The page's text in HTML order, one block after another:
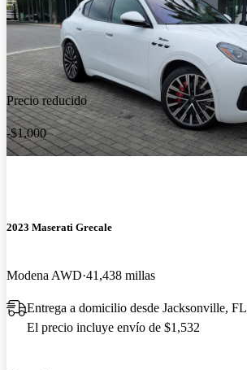
Precio reducido
-$1,000
2023 Maserati Grecale
Modena AWD 41,438 millas
Entrega a domicilio desde Jacksonville, FL
El precio incluye envío de $1,532